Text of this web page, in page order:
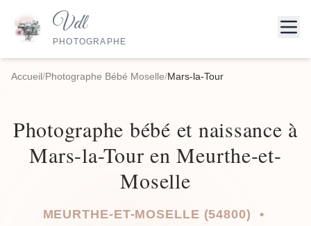
Vdl
PHOTOGRAPHE
Accueil/Photographe Bébé Moselle/Mars-la-Tour
Photographe bébé et naissance à
Mars-la-Tour en Meurthe-et-
Moselle
MEURTHE-ET-MOSELLE (54800) •